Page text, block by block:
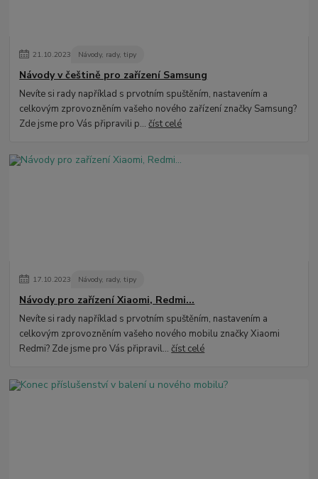
21.10.2023 Návody, rady, tipy
Návody v češtině pro zařízení Samsung
Nevíte si rady například s prvotním spuštěním, nastavením a
celkovým zprovozněním vašeho nového zařízení značky Samsung?
Zde jsme pro Vás připravili p...číst celé
17.10.2023 Návody, rady, tipy
Návody pro zařízení Xiaomi, Redmi...
Nevíte si rady například s prvotním spuštěním, nastavením a
celkovým zprovozněním vašeho nového mobilu značky Xiaomi
Redmi? Zde jsme pro Vás připravil...číst celé